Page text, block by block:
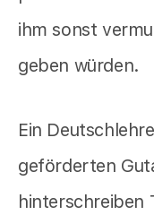
ihm sonst
geben würden.
Ein
geförderten
hinterschreiben